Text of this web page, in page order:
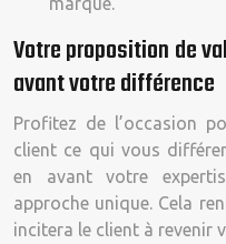
Votre proposition de
avant votre différence
Profitez de l’occasion
client ce qui vous
en avant votre
approche unique. Cela
incitera le client à revenir